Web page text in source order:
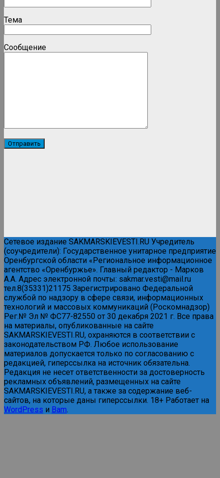
Тема
Сообщение
Сетевое издание SAKMARSKIEVESTI.RU Учредитель
(соучредители): Государственное унитарное предприятие
Оренбургской области «Региональное информационное
агентство «Оренбуржье». Главный редактор - Марков
А.А. Адрес электронной почты: sakmar.vesti@mail.ru
тел.8(35331)21175 Зарегистрировано Федеральной
службой по надзору в сфере связи, информационных
технологий и массовых коммуникаций (Роскомнадзор)
Рег.№ Эл № ФС77-82550 от 30 декабря 2021 г. Все права
на материалы, опубликованные на сайте
SAKMARSKIEVESTI.RU, охраняются в соответствии с
законодательством РФ. Любое использование
материалов допускается только по согласованию с
редакцией, гиперссылка на источник обязательна.
Редакция не несет ответственности за достоверность
рекламных объявлений, размещенных на сайте
SAKMARSKIEVESTI.RU, а также за содержание веб-
сайтов, на которые даны гиперссылки. 18+ Работает на
WordPress и Bam.